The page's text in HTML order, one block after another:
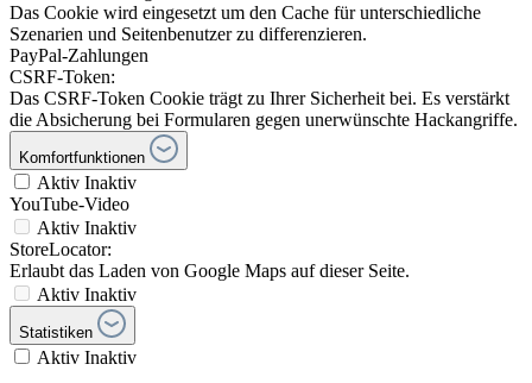
Das Cookie wird eingesetzt um den Cache für unterschiedliche
Szenarien und Seitenbenutzer zu differenzieren.
PayPal-Zahlungen
CSRF-Token:
Das CSRF-Token Cookie trägt zu Ihrer Sicherheit bei. Es verstärkt
die Absicherung bei Formularen gegen unerwünschte Hackangriffe.
Komfortfunktionen
Aktiv Inaktiv
YouTube-Video
Aktiv Inaktiv
StoreLocator:
Erlaubt das Laden von Google Maps auf dieser Seite.
Aktiv Inaktiv
Statistiken
Aktiv Inaktiv